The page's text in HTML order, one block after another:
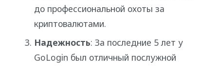
до профессиональной охоты за
криптовалютами.
Надежность: За последние 5 лет у
GoLogin был отличный послужной